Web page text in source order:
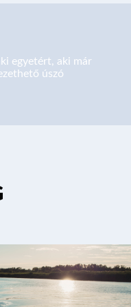
egyetért, aki már
úszó